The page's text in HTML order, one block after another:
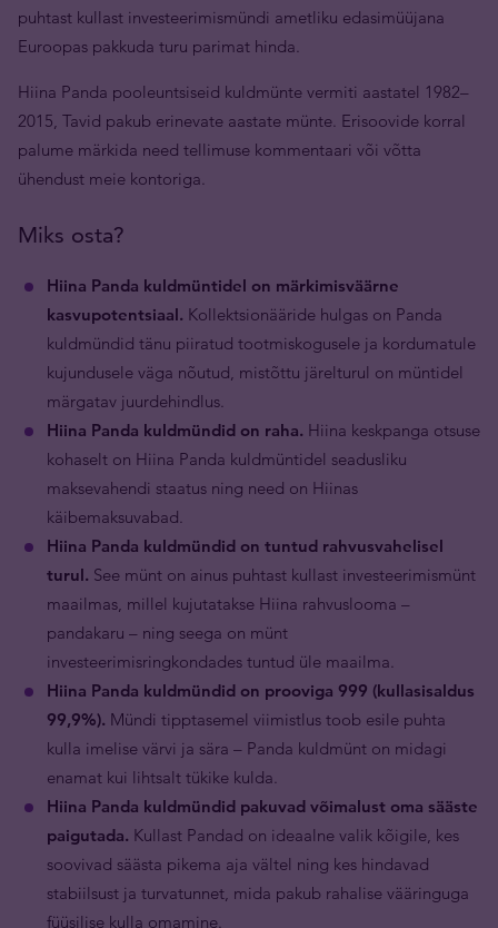
puhtast kullast investeerimismündi ametliku edasimüüjana
Euroopas pakkuda turu parimat hinda.
Hiina Panda pooleuntsiseid kuldmünte vermiti aastatel 1982–
2015, Tavid pakub erinevate aastate münte. Erisoovide korral
palume märkida need tellimuse kommentaari või võtta
ühendust meie kontoriga.
Miks osta?
Hiina Panda kuldmüntidel on märkimisväärne
kasvupotentsiaal. Kollektsionääride hulgas on Panda
kuldmündid tänu piiratud tootmiskogusele ja kordumatule
kujundusele väga nõutud, mistõttu järelturul on müntidel
märgatav juurdehindlus.
Hiina Panda kuldmündid on raha. Hiina keskpanga otsuse
kohaselt on Hiina Panda kuldmüntidel seadusliku
maksevahendi staatus ning need on Hiinas
käibemaksuvabad.
Hiina Panda kuldmündid on tuntud rahvusvahelisel
turul. See münt on ainus puhtast kullast investeerimismünt
maailmas, millel kujutatakse Hiina rahvuslooma –
pandakaru – ning seega on münt
investeerimisringkondades tuntud üle maailma.
Hiina Panda kuldmündid on prooviga 999 (kullasisaldus
99,9%). Mündi tipptasemel viimistlus toob esile puhta
kulla imelise värvi ja sära – Panda kuldmünt on midagi
enamat kui lihtsalt tükike kulda.
Hiina Panda kuldmündid pakuvad võimalust oma sääste
paigutada. Kullast Pandad on ideaalne valik kõigile, kes
soovivad säästa pikema aja vältel ning kes hindavad
stabiilsust ja turvatunnet, mida pakub rahalise vääringuga
füüsilise kulla omamine.